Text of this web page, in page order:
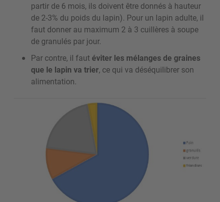
partir de 6 mois, ils doivent être donnés à hauteur
de 2-3% du poids du lapin). Pour un lapin adulte, il
faut donner au maximum 2 à 3 cuillères à soupe
de granulés par jour.
Par contre, il fautéviter les mélanges de graines
que le lapin va trier, ce qui va déséquilibrer son
alimentation.